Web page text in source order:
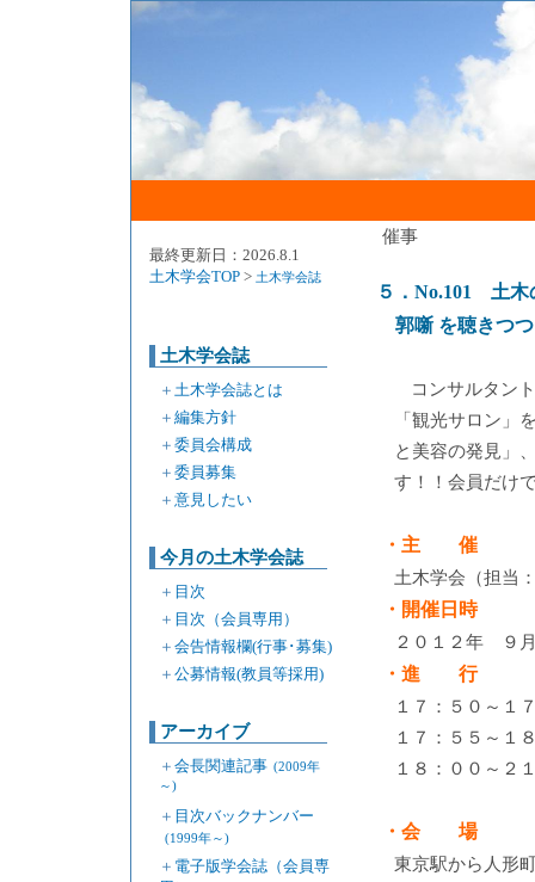
最終更新日：2026.8.1
土木学会TOP > 土木学会誌
土木学会誌
＋ 土木学会誌とは
＋ 編集方針
＋ 委員会構成
＋ 委員募集
＋ 意見したい
今月の土木学会誌
＋ 目次
＋ 目次（会員専用）
＋ 会告情報欄(行事･募集)
＋ 公募情報(教員等採用)
アーカイブ
＋ 会長関連記事 (2009年
～)
＋ 目次バックナンバー
(1999年～)
＋ 電子版学会誌（会員専
催事
５．No.101 土木
郭噺 を聴きつ
コンサルタン
「観光サロン」
と美容の発見」
す！！会員だけ
・主 催
土木学会（担当
・開催日時
２０１２年 ９
・進 行
１７：５０～１
１７：５５～１
１８：００～２
・会 場
東京駅から人形